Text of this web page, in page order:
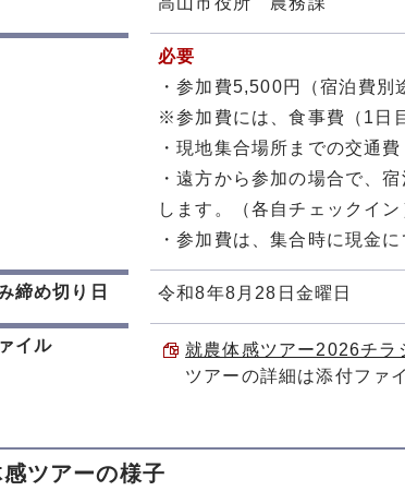
必要
・参加費5,500円（宿泊費別
※参加費には、食事費（1日
・現地集合場所までの交通
・遠方から参加の場合で、
します。（各自チェックイン
・参加費は、集合時に現金
締め切り日 令和8年8月28日金曜日
イル
就農体感ツアー2026チラ
ツアーの詳細は添付ファ
ツアーの様子